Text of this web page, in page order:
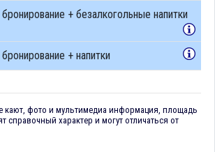
+ безалкогольные напитки
+ напитки
кают, фото и мультимедиа информация, площадь
справочный характер и могут отличаться от